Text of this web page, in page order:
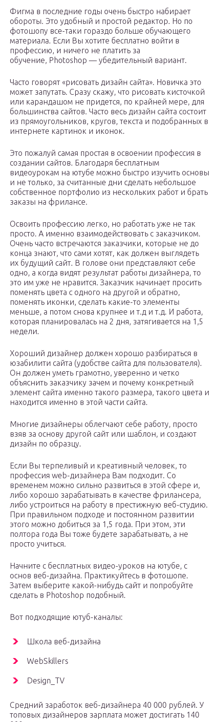
Фигма в последние годы очень быстро набирает
обороты. Это удобный и простой редактор. Но по
фотошопу все-таки гораздо больше обучающего
материала. Если Вы хотите бесплатно войти в
профессию, и ничего не платить за
обучение, Photoshop — убедительный вариант.
Часто говорят «рисовать дизайн сайта». Новичка это
может запутать. Сразу скажу, что рисовать кисточкой
или карандашом не придется, по крайней мере, для
большинства сайтов. Часто весь дизайн сайта состоит
из прямоугольников, кругов, текста и подобранных в
интернете картинок и иконок.
Это пожалуй самая простая в освоении профессия в
создании сайтов. Благодаря бесплатным
видеоурокам на ютубе можно быстро изучить основы
и не только, за считанные дни сделать небольшое
собственное портфолио из нескольких работ и брать
заказы на фрилансе.
Освоить профессию легко, но работать уже не так
просто. А именно взаимодействовать с заказчиком.
Очень часто встречаются заказчики, которые не до
конца знают, что сами хотят, как должен выглядеть
их будущий сайт. В голове они представляют себе
одно, а когда видят результат работы дизайнера, то
это им уже не нравится. Заказчик начинает просить
поменять цвета с одного на другой и обратно,
поменять иконки, сделать какие-то элементы
меньше, а потом снова крупнее и т.д и т.д. И работа,
которая планировалась на 2 дня, затягивается на 1,5
недели.
Хороший дизайнер должен хорошо разбираться в
юзабилити сайта (удобстве сайта для пользователя).
Он должен уметь грамотно, уверенно и четко
объяснить заказчику зачем и почему конкретный
элемент сайта именно такого размера, такого цвета и
находится именно в этой части сайта.
Многие дизайнеры облегчают себе работу, просто
взяв за основу другой сайт или шаблон, и создают
дизайн по образцу.
Если Вы терпеливый и креативный человек, то
профессия web-дизайнера Вам подходит. Со
временем можно сильно развиться в этой сфере и,
либо хорошо зарабатывать в качестве фрилансера,
либо устроиться на работу в престижную веб-студию.
При правильном подходе и постоянном развитии
этого можно добиться за 1,5 года. При этом, эти
полтора года Вы тоже будете зарабатывать, а не
просто учиться.
Начните с бесплатных видео-уроков на ютубе, с
основ веб-дизайна. Практикуйтесь в фотошопе.
Затем выберите какой-нибудь сайт и попробуйте
сделать в Photoshop подобный.
Вот подходящие ютуб-каналы:
Школа веб-дизайна
WebSkillers
Design_TV
Средний заработок веб-дизайнера 40 000 рублей. У
топовых дизайнеров зарплата может достигать 140